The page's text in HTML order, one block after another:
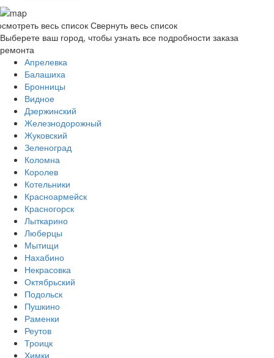
весь список Свернуть весь список
Выберете ваш город, чтобы узнать все подробности заказа
ремонта
Апрелевка
Балашиха
Бронницы
Видное
Дзержинский
Железнодорожный
Жуковский
Зеленоград
Коломна
Королев
Котельники
Красноармейск
Красногорск
Лыткарино
Люберцы
Мытищи
Нахабино
Некрасовка
Октябрьский
Подольск
Пушкино
Раменки
Реутов
Троицк
Химки